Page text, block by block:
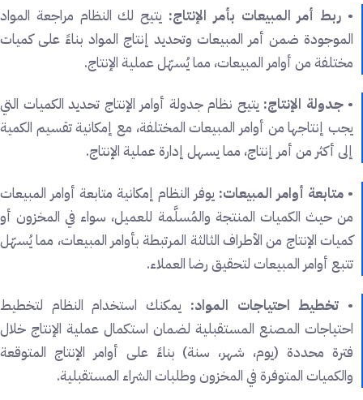
• ربط أمر المبيعات بأمر الإنتاج: يتيح لك النظام مراجعة المواد
الموجودة ضمن أمر المبيعات وتحديد إنتاج المواد بناءً على كميات
مختلفة من أوامر المبيعات، مما يُسهّل عملية الإنتاج.
•جدولة الإنتاج: يتيح نظام جدولة أوامر الإنتاج تحديد الكميات التي
يجب إنتاجها من أوامر المبيعات المختلفة، مع إمكانية تقسيم الكمية
إلى أكثر من أمر إنتاج، مما يسهل إدارة عملية الإنتاج.
• متابعة أوامر المبيعات: يوفر النظام إمكانية متابعة أوامر المبيعات
من حيث الكميات المنتجة والمُسلَّمة للعميل، سواء في المخزون أو
كميات الإنتاج من الأطراف الثالثة المرتبطة بأوامر المبيعات، مما يُسهّل
تتبع أوامر المبيعات لتحقيق رضا العملاء.
• تخطيط احتياجات المواد: يمكنك استخدام النظام لتخطيط
احتياجات المصنع المستقبلية لضمان استكمال عملية الإنتاج خلال
فترة محددة (يوم، شهر، سنة) بناءً على أوامر الإنتاج المتوقعة
والكميات المتوفرة في المخزون وطلبات الشراء المستقبلية.